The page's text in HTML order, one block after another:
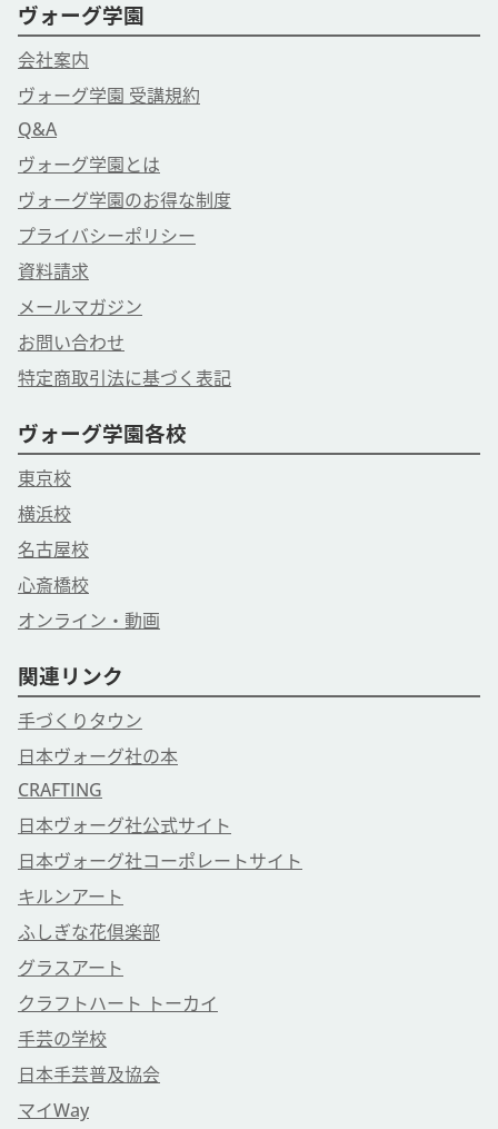
ヴォーグ学園
会社案内
ヴォーグ学園 受講規約
Q&A
ヴォーグ学園とは
ヴォーグ学園のお得な制度
プライバシーポリシー
資料請求
メールマガジン
お問い合わせ
特定商取引法に基づく表記
ヴォーグ学園各校
東京校
横浜校
名古屋校
心斎橋校
オンライン・動画
関連リンク
手づくりタウン
日本ヴォーグ社の本
CRAFTING
日本ヴォーグ社公式サイト
日本ヴォーグ社コーポレートサイト
キルンアート
ふしぎな花倶楽部
グラスアート
クラフトハート トーカイ
手芸の学校
日本手芸普及協会
マイWay